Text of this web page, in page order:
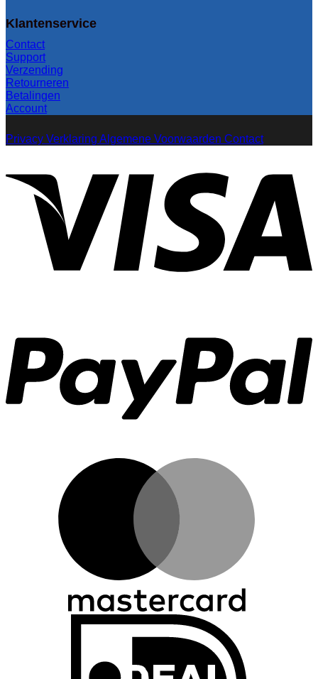
Klantenservice
Contact
Support
Verzending
Retourneren
Betalingen
Account
Privacy Verklaring Algemene Voorwaarden Contact